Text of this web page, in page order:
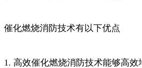
催化燃烧消防技术有以下优点
1. 高效催化燃烧消防技术能够高